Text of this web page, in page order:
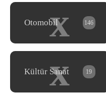
x
Otomobil 146
x
Kültür Sanat 19